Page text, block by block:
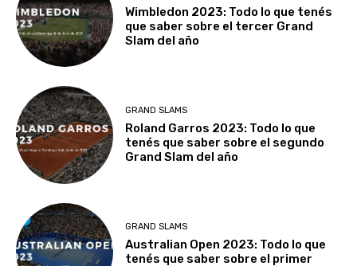
Wimbledon 2023: Todo lo que tenés
que saber sobre el tercer Grand
Slam del año
GRAND SLAMS
Roland Garros 2023: Todo lo que
tenés que saber sobre el segundo
Grand Slam del año
GRAND SLAMS
Australian Open 2023: Todo lo que
tenés que saber sobre el primer